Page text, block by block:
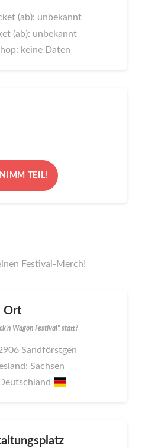
(ab): unbekannt
(ab): unbekannt
keine Daten
NIMM TEIL!
Festival-Merch!
Ort
Wagon Festival" statt?
Sandförstgen
Sachsen